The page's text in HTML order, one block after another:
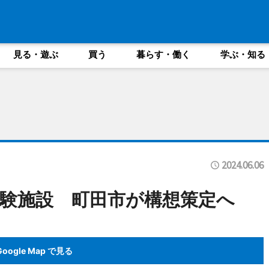
見る・遊ぶ 買う 暮らす・働く 学ぶ・知る
2024.06.06
施設 町田市が構想策定へ
Map で見る